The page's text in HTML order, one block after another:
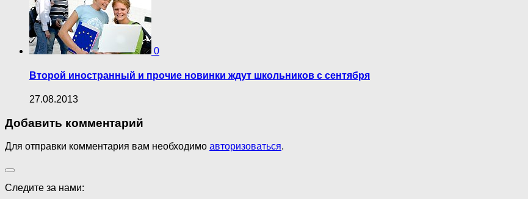
0
Второй иностранный и прочие новинки ждут школьников с сентября
27.08.2013
Добавить комментарий
Для отправки комментария вам необходимо авторизоваться.
Следите за нами: